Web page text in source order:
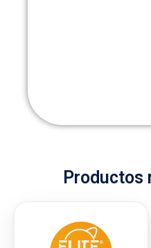
Productos